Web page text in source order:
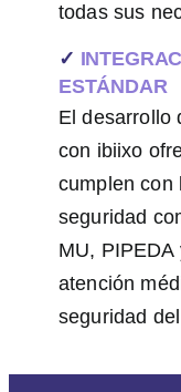
todas sus
✓
ESTÁNDAR
El desarrollo
con ibiixo
cumplen con
seguridad
MU,
atención
seguridad